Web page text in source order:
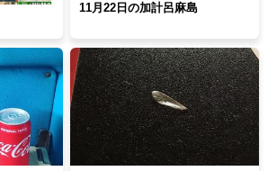
11月22日の加計呂麻島